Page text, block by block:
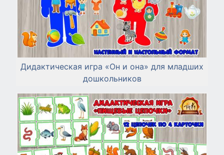
Дидактическая игра «Он и она» для младших
дошкольников